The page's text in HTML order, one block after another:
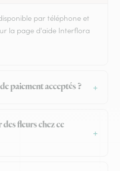
par téléphone et
la page d'aide Interflora
paiement acceptés ?
fleurs chez ce